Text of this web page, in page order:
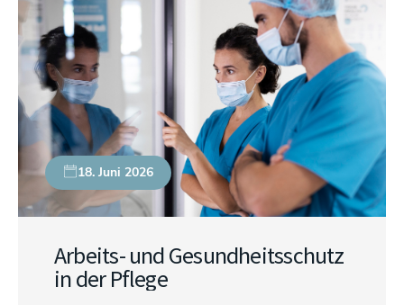
18. Juni 2026
Arbeits- und Gesundheitsschutz
in der Pflege